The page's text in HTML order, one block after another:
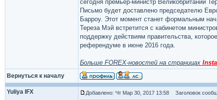
сегодня премьер-министр Великобритании
Письмо будет доставлено председателю
Барроу. Этот момент станет формальным
Тереза Мэй встретится с кабинетом
поддержку действиям правительства,
референдуме в июне 2016 года.
Больше FOREX-новостей на страницах Insta
Вернуться к началу
Yuliya IFX Добавлено: Чт Мар 30, 2017 13:58 Заголовок